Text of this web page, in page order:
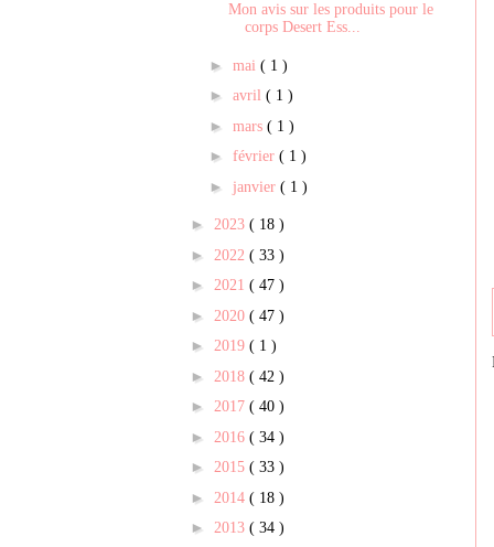
Mon avis sur les produits pour le
corps Desert Ess...
► mai ( 1 )
► avril ( 1 )
► mars ( 1 )
► février ( 1 )
► janvier ( 1 )
► 2023 ( 18 )
► 2022 ( 33 )
► 2021 ( 47 )
► 2020 ( 47 )
► 2019 ( 1 )
► 2018 ( 42 )
► 2017 ( 40 )
► 2016 ( 34 )
► 2015 ( 33 )
► 2014 ( 18 )
► 2013 ( 34 )